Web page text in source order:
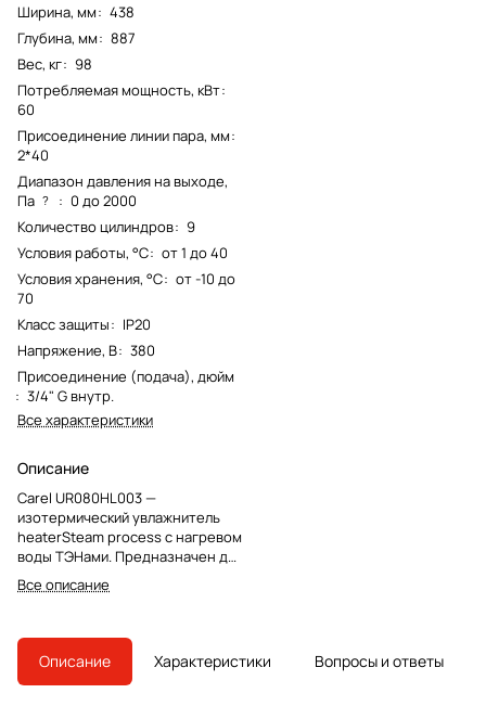
Ширина, мм: 438
Глубина, мм: 887
Вес, кг: 98
Потребляемая мощность, кВт:
60
Присоединение линии пара, мм:
2*40
Диапазон давления на выходе,
Па ? : 0 до 2000
Количество цилиндров: 9
Условия работы, °С: от 1 до 40
Условия хранения, °С: от -10 до
70
Класс защиты: IP20
Напряжение, В: 380
Присоединение (подача), дюйм
: 3/4" G внутр.
Все характеристики
Описание
Carel UR080HL003 —
изотермический увлажнитель
heaterSteam process с нагревом
воды ТЭНами. Предназначен для
систем вентиляции и
технологического увлажнения,
Все описание
Описание Характеристики Вопросы и ответы